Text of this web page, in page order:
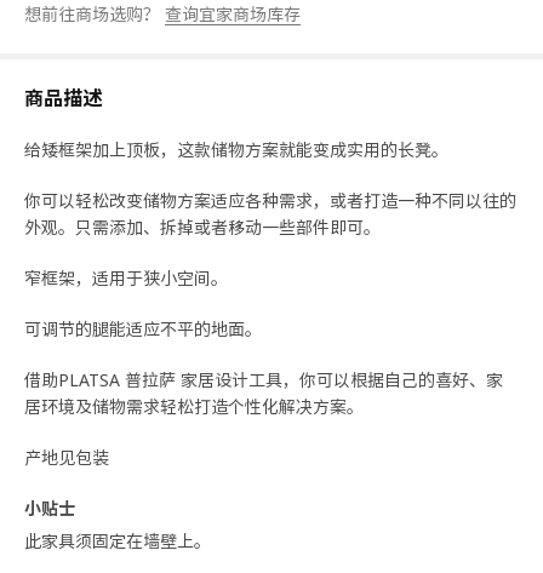
想前往商场选购？ 查询宜家商场库存
商品描述
给矮框架加上顶板，这款储物方案就能变成实用的长凳。
你可以轻松改变储物方案适应各种需求，或者打造一种不同以往的
外观。只需添加、拆掉或者移动一些部件即可。
窄框架，适用于狭小空间。
可调节的腿能适应不平的地面。
借助PLATSA 普拉萨 家居设计工具，你可以根据自己的喜好、家
居环境及储物需求轻松打造个性化解决方案。
产地见包装
小贴士
此家具须固定在墙壁上。